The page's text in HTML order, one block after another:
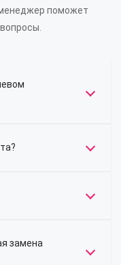
поможет
замена